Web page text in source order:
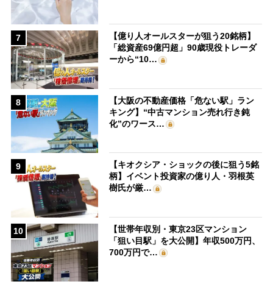
7
【億り人オールスターが狙う20銘柄】
「総資産69億円超」90歳現役トレーダ
ーから“10…
8
【大阪の不動産価格「危ない駅」ラン
キング】“中古マンション売れ行き鈍
化”のワース…
9
【キオクシア・ショックの後に狙う5銘
柄】イベント投資家の億り人・羽根英
樹氏が厳…
10
【世帯年収別・東京23区マンション
「狙い目駅」を大公開】年収500万円、
700万円で…